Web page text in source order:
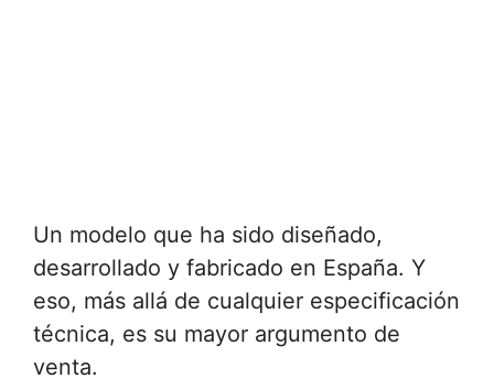
Un modelo que ha sido diseñado,
desarrollado y fabricado en España. Y
eso, más allá de cualquier especificación
técnica, es su mayor argumento de
venta.